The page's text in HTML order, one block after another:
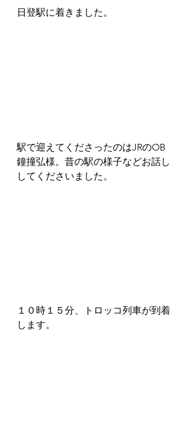
日登駅に着きました。
駅で迎えてくださったのはJRのOB
鐘撞弘様。昔の駅の様子などお話し
してくださいました。
１０時１５分、トロッコ列車が到着
します。